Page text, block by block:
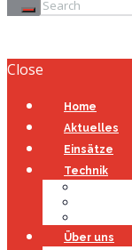
Close
Home
Aktuelles
Einsätze
Technik
Über uns